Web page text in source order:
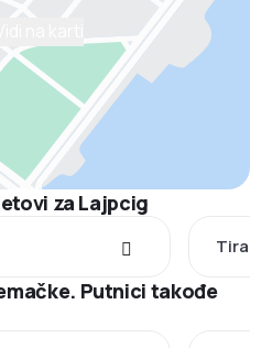
za Lajpcig
Putnici takođe